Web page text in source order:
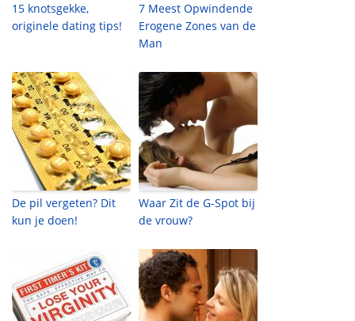
15 knotsgekke,
originele dating tips!
7 Meest Opwindende
Erogene Zones van de
Man
De pil vergeten? Dit
kun je doen!
Waar Zit de G-Spot bij
de vrouw?